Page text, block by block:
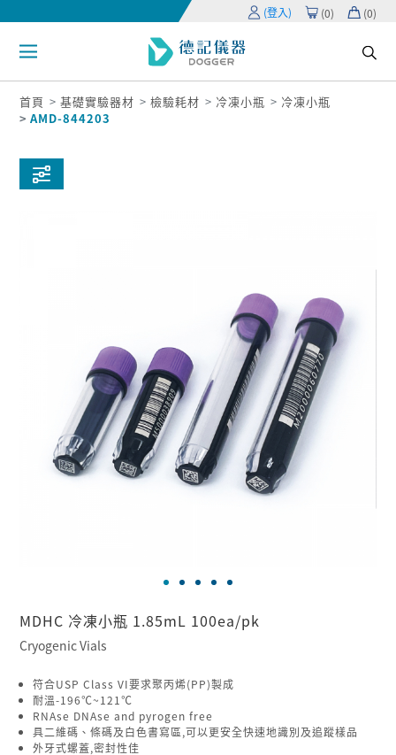
(登入) (0) (0)
首頁 基礎實驗器材 檢驗耗材 冷凍小瓶
冷凍小瓶
AMD-844203
MDHC 冷凍小瓶 1.85mL 100ea/pk
Cryogenic Vials
符合USP Class VI要求聚丙烯(PP)製成
耐溫-196℃~121℃
RNAse DNAse and pyrogen free
具二維碼、條碼及白色書寫區,可以更安全快速地識別及追蹤樣品
外牙式螺蓋,密封性佳